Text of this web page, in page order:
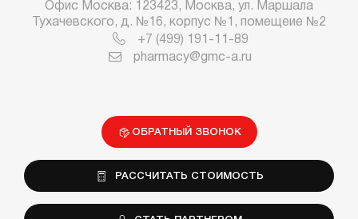
Офис Москва: 123423, Москва, ул. Маршала
Тухачевского, д. №16, корпус №1, помещеие №2
+7 (499) 191-11-89
pharmacy@gmc-a.ru
ОБРАТНЫЙ ЗВОНОК
РАССЧИТАТЬ СТОИМОСТЬ